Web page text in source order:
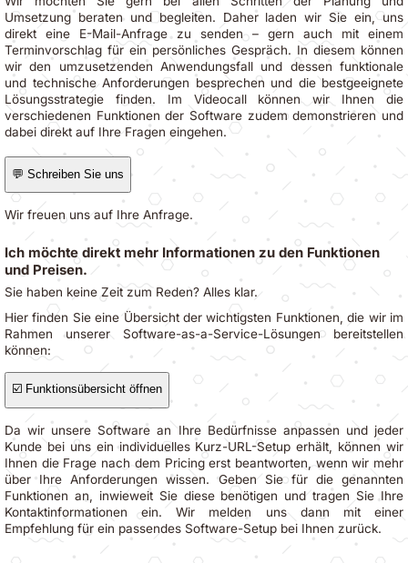
Umsetzung beraten und begleiten. Daher laden wir Sie ein, uns
direkt eine E-Mail-Anfrage zu senden – gern auch mit einem
Terminvorschlag für ein persönliches Gespräch. In diesem können
wir den umzusetzenden Anwendungsfall und dessen funktionale
und technische Anforderungen besprechen und die bestgeeignete
Lösungsstrategie finden. Im Videocall können wir Ihnen die
verschiedenen Funktionen der Software zudem demonstrieren und
dabei direkt auf Ihre Fragen eingehen.
💬 Schreiben Sie uns
Wir freuen uns auf Ihre Anfrage.
Ich möchte direkt mehr Informationen zu den Funktionen
und Preisen.
Sie haben keine Zeit zum Reden? Alles klar.
Hier finden Sie eine Übersicht der wichtigsten Funktionen, die wir im
Rahmen unserer Software-as-a-Service-Lösungen bereitstellen
können:
☑️ Funktionsübersicht öffnen
Da wir unsere Software an Ihre Bedürfnisse anpassen und jeder
Kunde bei uns ein individuelles Kurz-URL-Setup erhält, können wir
Ihnen die Frage nach dem Pricing erst beantworten, wenn wir mehr
über Ihre Anforderungen wissen. Geben Sie für die genannten
Funktionen an, inwieweit Sie diese benötigen und tragen Sie Ihre
Kontaktinformationen ein. Wir melden uns dann mit einer
Empfehlung für ein passendes Software-Setup bei Ihnen zurück.